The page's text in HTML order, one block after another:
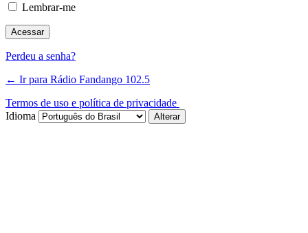
Lembrar-me
Perdeu a senha?
← Ir para Rádio Fandango 102.5
Termos de uso e política de privacidade
Idioma